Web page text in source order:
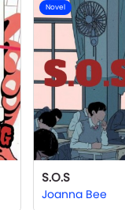
Novel
S.O.S
Joanna Bee